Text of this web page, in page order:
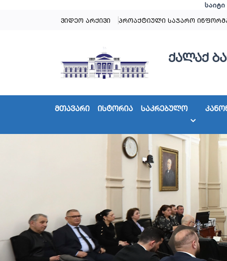
ვიდეო არქივი
პროაქტიული საჯარო
ქალაქ
მთავარი ისტორია საკრებულო